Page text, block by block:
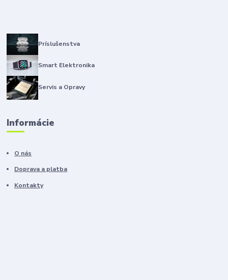
Príslušenstva
Smart Elektronika
Servis a Opravy
Informácie
O nás
Doprava a platba
Kontakty